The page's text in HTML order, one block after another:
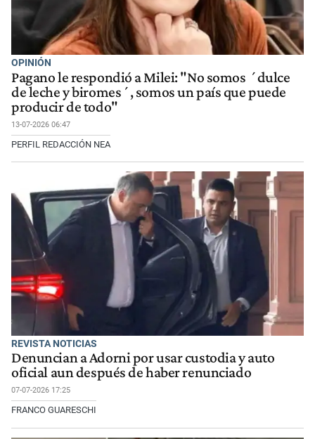
OPINIÓN
Pagano le respondió a Milei: "No somos ´dulce
de leche y biromes´, somos un país que puede
producir de todo"
13-07-2026 06:47
PERFIL REDACCIÓN NEA
REVISTA NOTICIAS
Denuncian a Adorni por usar custodia y auto
oficial aun después de haber renunciado
07-07-2026 17:25
FRANCO GUARESCHI